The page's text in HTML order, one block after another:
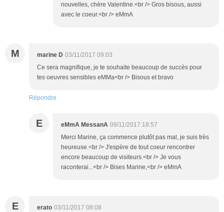
nouvelles, chère Valentine.<br /> Gros bisous, aussi
avec le coeur.<br /> eMmA
M marine D 03/11/2017 09:03
Ce sera magnifique, je te souhaite beaucoup de succès pour
tes oeuvres sensibles eMMa<br /> Bisous et bravo
Répondre
E eMmA MessanA 09/11/2017 18:57
Merci Marine, ça commence plutôt pas mal, je suis très
heureuse.<br /> J'espère de tout coeur rencontrer
encore beaucoup de visiteurs.<br /> Je vous
raconterai...<br /> Bises Marine,<br /> eMmA
E erato 03/11/2017 08:08